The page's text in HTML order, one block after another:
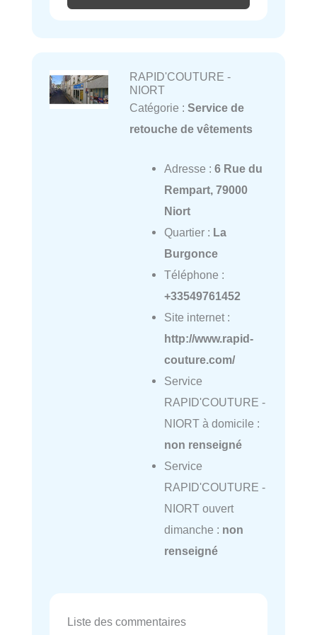
RAPID'COUTURE -
NIORT
Catégorie : Service de
retouche de vêtements
Adresse : 6 Rue du
Rempart, 79000
Niort
Quartier : La
Burgonce
Téléphone :
+33549761452
Site internet :
http://www.rapid-
couture.com/
Service
RAPID'COUTURE -
NIORT à domicile :
non renseigné
Service
RAPID'COUTURE -
NIORT ouvert
dimanche : non
renseigné
Liste des commentaires